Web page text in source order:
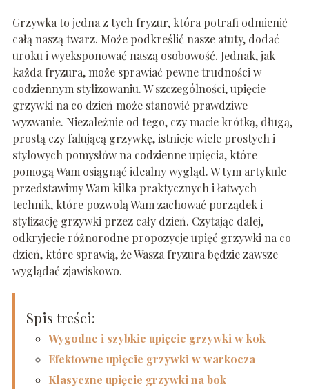
Grzywka to jedna z tych fryzur, która potrafi odmienić
całą naszą twarz. Może podkreślić nasze atuty, dodać
uroku i wyeksponować naszą osobowość. Jednak, jak
każda fryzura, może sprawiać pewne trudności w
codziennym stylizowaniu. W szczególności, upięcie
grzywki na co dzień może stanowić prawdziwe
wyzwanie. Niezależnie od tego, czy macie krótką, długą,
prostą czy falującą grzywkę, istnieje wiele prostych i
stylowych pomysłów na codzienne upięcia, które
pomogą Wam osiągnąć idealny wygląd. W tym artykule
przedstawimy Wam kilka praktycznych i łatwych
technik, które pozwolą Wam zachować porządek i
stylizację grzywki przez cały dzień. Czytając dalej,
odkryjecie różnorodne propozycje upięć grzywki na co
dzień, które sprawią, że Wasza fryzura będzie zawsze
wyglądać zjawiskowo.
Spis treści:
Wygodne i szybkie upięcie grzywki w kok
Efektowne upięcie grzywki w warkocza
Klasyczne upięcie grzywki na bok